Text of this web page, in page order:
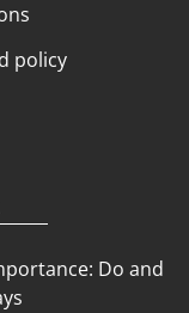
policy
Do and